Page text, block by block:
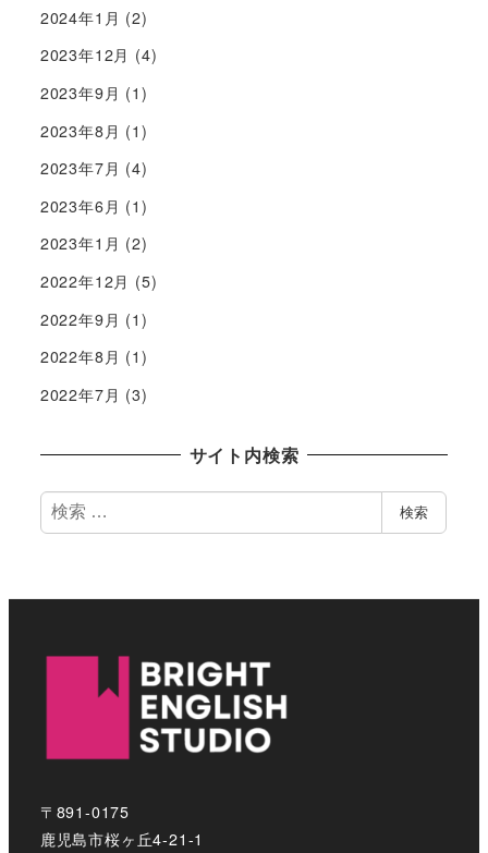
2024年1月 (2)
2023年12月 (4)
2023年9月 (1)
2023年8月 (1)
2023年7月 (4)
2023年6月 (1)
2023年1月 (2)
2022年12月 (5)
2022年9月 (1)
2022年8月 (1)
2022年7月 (3)
サイト内検索
検
索
検索
〒891-0175
鹿児島市桜ヶ丘4-21-1